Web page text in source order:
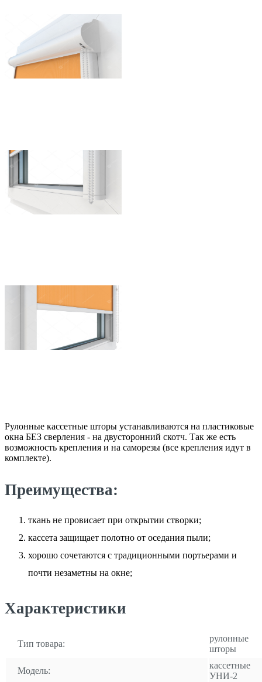
Рулонные кассетные шторы устанавливаются на пластиковые
окна БЕЗ сверления - на двусторонний скотч. Так же есть
возможность крепления и на саморезы (все крепления идут в
комплекте).
Преимущества:
ткань не провисает при открытии створки;
кассета защищает полотно от оседания пыли;
хорошо сочетаются с традиционными портьерами и
почти незаметны на окне;
Характеристики
Тип товара:
рулонные
шторы
Модель:
кассетные
УНИ-2